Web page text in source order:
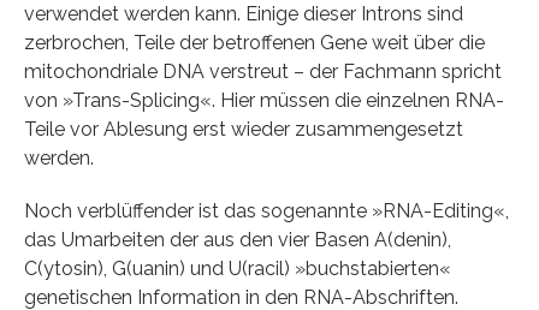
verwendet werden kann. Einige dieser Introns sind
zerbrochen, Teile der betroffenen Gene weit über die
mitochondriale DNA verstreut – der Fachmann spricht
von »Trans-Splicing«. Hier müssen die einzelnen RNA-
Teile vor Ablesung erst wieder zusammengesetzt
werden.
Noch verblüffender ist das sogenannte »RNA-Editing«,
das Umarbeiten der aus den vier Basen A(denin),
C(ytosin), G(uanin) und U(racil) »buchstabierten«
genetischen Information in den RNA-Abschriften.